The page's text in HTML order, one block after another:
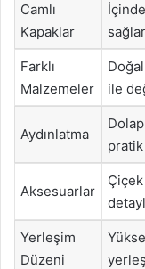
Camlı
Kapaklar
Farklı
Malzemeler
ile
Aydınlatma
Aksesuarlar
Yerleşim
Düzeni